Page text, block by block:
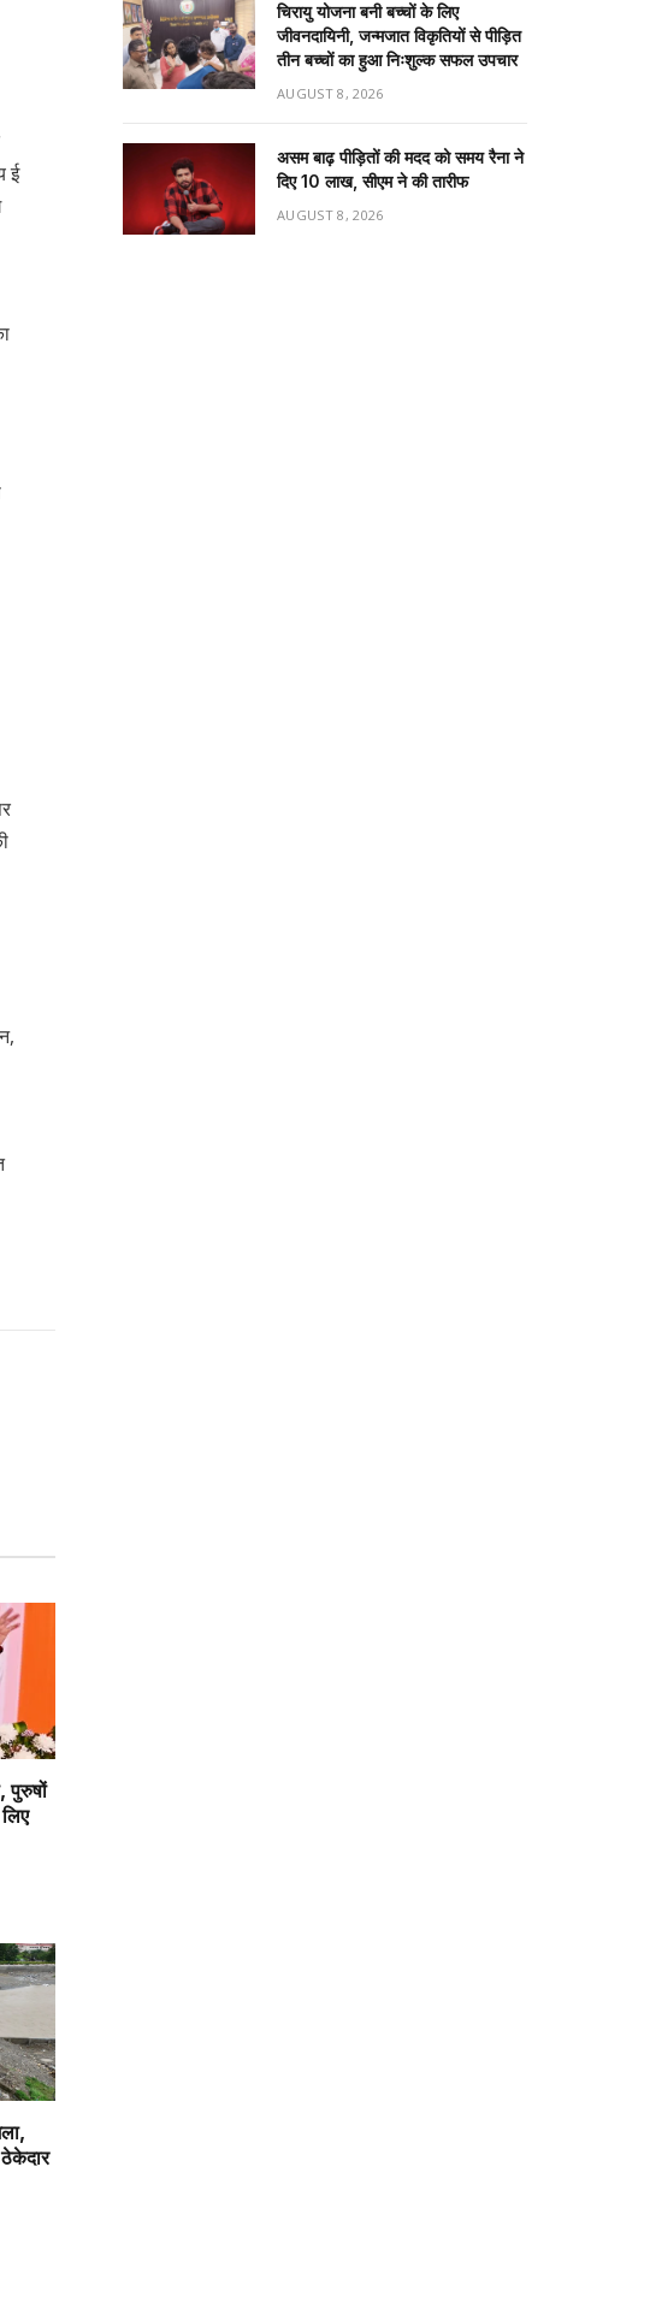
ई
पुरुषों
चिरायु योजना बनी बच्चों के लिए
जीवनदायिनी, जन्मजात विकृतियों से पीड़ित
तीन बच्चों का हुआ निःशुल्क सफल उपचार
AUGUST 8, 2026
असम बाढ़ पीड़ितों की मदद को समय रैना ने
दिए 10 लाख, सीएम ने की तारीफ
AUGUST 8, 2026